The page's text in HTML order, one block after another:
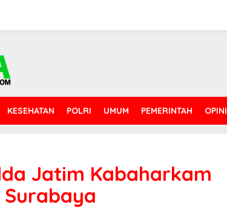
KESEHATAN POLRI UMUM PEMERINTAH OPINI
Jatim Kabaharkam
Surabaya